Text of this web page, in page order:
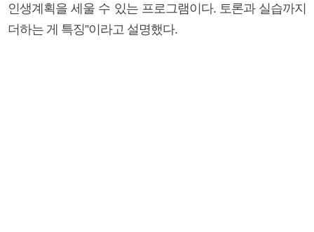
인생계획을 세울 수 있는 프로그램이다. 토론과 실습까지
더하는 게 특징”이라고 설명했다.